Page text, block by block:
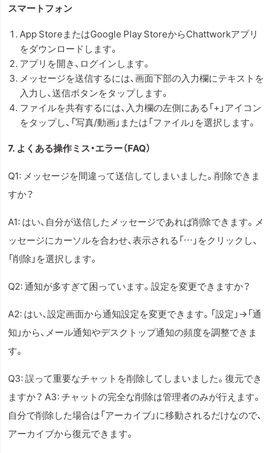
スマートフォン
App StoreまたはGoogle Play StoreからChattworkアプリ
をダウンロードします。
アプリを開き、ログインします。
メッセージを送信するには、画面下部の入力欄にテキストを
入力し、送信ボタンをタップします。
ファイルを共有するには、入力欄の左側にある「+」アイコン
をタップし、「写真/動画」または「ファイル」を選択します。
7. よくある操作ミス・エラー（FAQ）
Q1: メッセージを間違って送信してしまいました。削除できま
すか？
A1: はい、自分が送信したメッセージであれば削除できます。メ
ッセージにカーソルを合わせ、表示される「…」をクリックし、
「削除」を選択します。
Q2: 通知が多すぎて困っています。設定を変更できますか？
A2: はい、設定画面から通知設定を変更できます。「設定」→「通
知」から、メール通知やデスクトップ通知の頻度を調整できま
す。
Q3: 誤って重要なチャットを削除してしまいました。復元でき
ますか？ A3: チャットの完全な削除は管理者のみが行えます。
自分で削除した場合は「アーカイブ」に移動されるだけなので、
アーカイブから復元できます。